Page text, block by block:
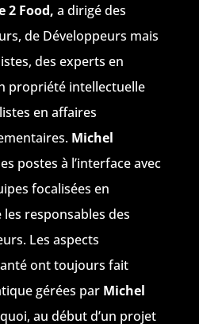
2 Food, a dirigé des
de Développeurs mais
des experts en
propriété intellectuelle
en affaires
Michel
postes à l’interface avec
focalisées en
responsables des
Les aspects
ont toujours fait
gérées par Michel
au début d’un projet